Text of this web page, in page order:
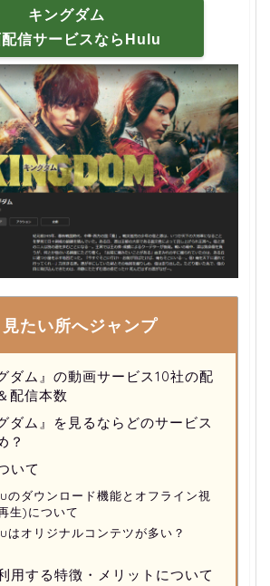
キングダム
信サービスならHulu
見たい所へジャンプ
ダム』の動画サービス10社の配
配信本数
ダム』を見るならどのサービス
？
いて
のダウンロード機能とオフライン視
生)について
はオリジナルコンテツが多い？
用する特徴・メリットについて